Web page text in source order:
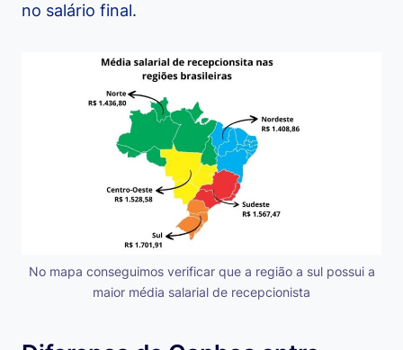
no salário final.
No mapa conseguimos verificar que a região a sul possui a
maior média salarial de recepcionista